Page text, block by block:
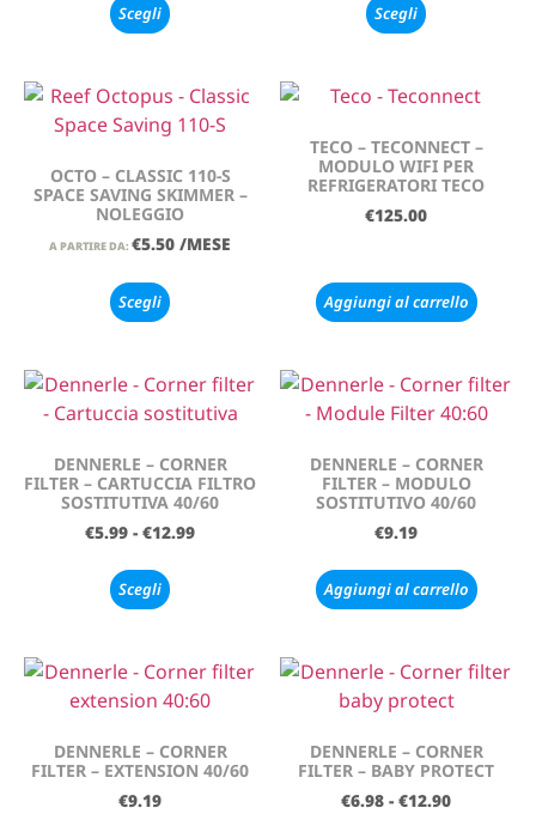
Scegli Scegli
OCTO – CLASSIC 110-S
SPACE SAVING SKIMMER –
NOLEGGIO
A PARTIRE DA: €5.50 /MESE
Scegli
TECO – TECONNECT –
MODULO WIFI PER
REFRIGERATORI TECO
€125.00
Aggiungi al carrello
DENNERLE – CORNER
FILTER – CARTUCCIA FILTRO
SOSTITUTIVA 40/60
€5.99 - €12.99
Scegli
DENNERLE – CORNER
FILTER – MODULO
SOSTITUTIVO 40/60
€9.19
Aggiungi al carrello
DENNERLE – CORNER
FILTER – EXTENSION 40/60
€9.19
DENNERLE – CORNER
FILTER – BABY PROTECT
€6.98 - €12.90